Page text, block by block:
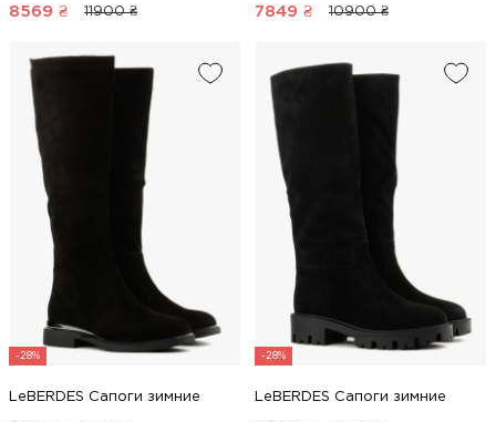
8569 ₴ 11900 ₴ 7849 ₴ 10900 ₴
-28%
LeBERDES Сапоги зимние
-28%
LeBERDES Сапоги зимние